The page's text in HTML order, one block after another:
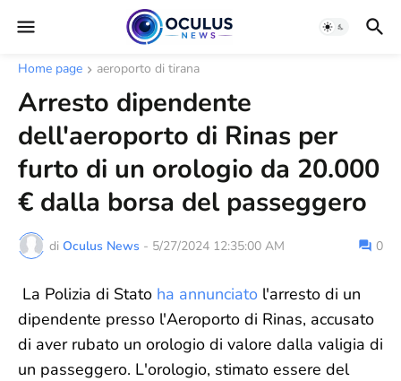
Home page aeroporto di tirana
Arresto dipendente
dell'aeroporto di Rinas per
furto di un orologio da 20.000
€ dalla borsa del passeggero
di Oculus News - 5/27/2024 12:35:00 AM 0
La Polizia di Stato ha annunciato l'arresto di un
dipendente presso l'Aeroporto di Rinas, accusato
di aver rubato un orologio di valore dalla valigia di
un passeggero. L'orologio, stimato essere del